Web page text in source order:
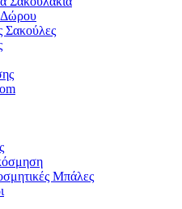
Δώρου
Σακούλες
Μπάλες